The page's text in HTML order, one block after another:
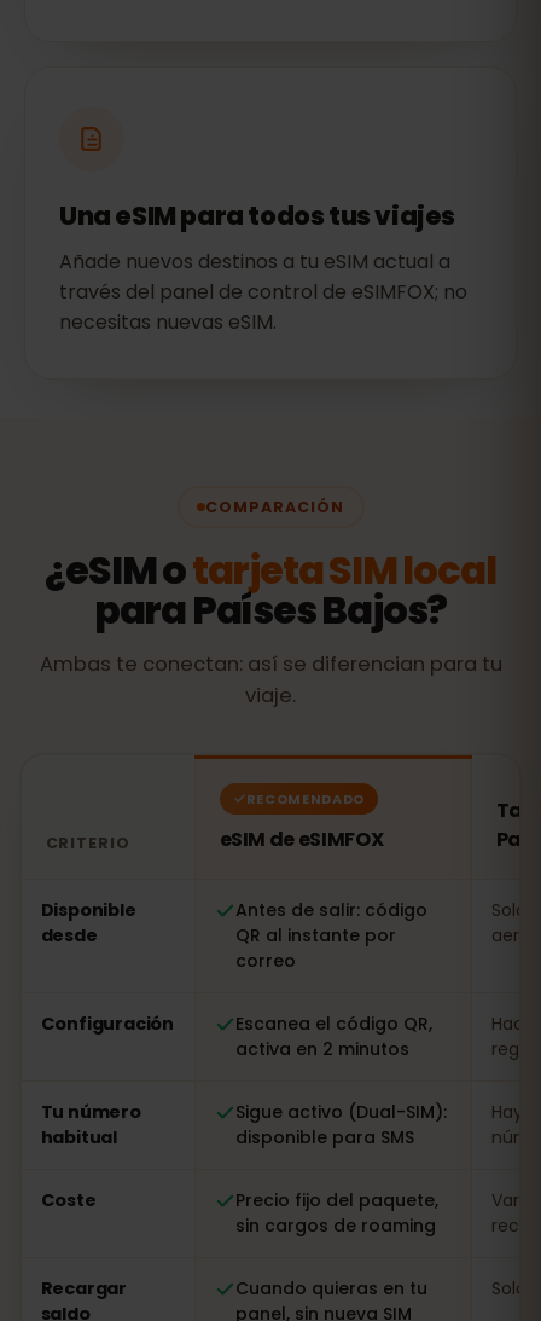
Una eSIM para todos tus viajes
Añade nuevos destinos a tu eSIM actual a
través del panel de control de eSIMFOX; no
necesitas nuevas eSIM.
COMPARACIÓN
¿eSIM otarjeta SIM local
para Países Bajos?
Ambas te conectan: así se diferencian para tu
viaje.
CRITERIO
RECOMENDADO
eSIM de eSIMFOX
Disponible
desde
Antes de salir: código
QR al instante por
correo
Solo
Configuración
Escanea el código QR,
activa en 2 minutos
Tu número
habitual
Sigue activo (Dual-SIM):
disponible para SMS
Hay
Coste
Precio fijo del paquete,
sin cargos de roaming
Recargar
saldo
Cuando quieras en tu
panel, sin nueva SIM
Solo